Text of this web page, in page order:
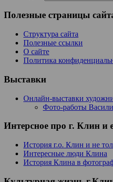
Полезные страницы
Структура сайта
Полезные ссылки
О сайте
Политика
Выставки
Онлайн-выставки
Фото-работы
Интерсное про г. Клин и
История г.о. Клин и не
Интересные люди Клина
История Клина в